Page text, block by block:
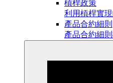
槓桿政策
利用槓桿實
產品合約細則
產品合約細